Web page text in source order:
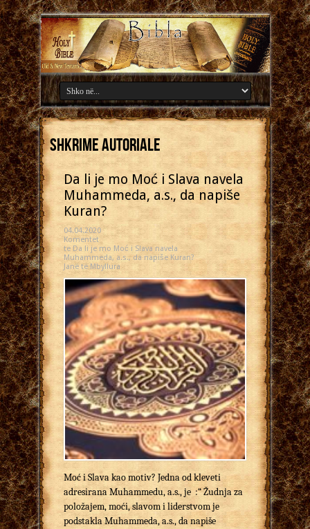
Shkrime autoriale
Da li je mo Moć i Slava navela
Muhammeda, a.s., da napiše
Kuran?
04.04.2020
Komentet
te Da li je mo Moć i Slava navela
Muhammeda, a.s., da napiše Kuran?
Janë të Mbyllura
Moć i Slava kao motiv? Jedna od kleveti
adresirana Muhammedu, a.s., je :“ Žudnja za
položajem, moći, slavom i liderstvom je
podstakla Muhammeda, a.s., da napiše